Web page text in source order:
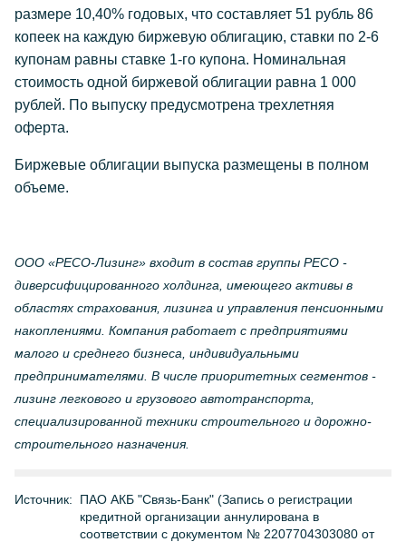
размере 10,40% годовых, что составляет 51 рубль 86
копеек на каждую биржевую облигацию, ставки по 2-6
купонам равны ставке 1-го купона. Номинальная
стоимость одной биржевой облигации равна 1 000
рублей. По выпуску предусмотрена трехлетняя
оферта.
Биржевые облигации выпуска размещены в полном
объеме.
ООО «РЕСО-Лизинг» входит в состав группы РЕСО -
диверсифицированного холдинга, имеющего активы в
областях страхования, лизинга и управления пенсионными
накоплениями. Компания работает с предприятиями
малого и среднего бизнеса, индивидуальными
предпринимателями. В числе приоритетных сегментов -
лизинг легкового и грузового автотранспорта,
специализированной техники строительного и дорожно-
строительного назначения.
Источник:
ПАО АКБ "Связь-Банк" (Запись о регистрации
кредитной организации аннулирована в
соответствии с документом № 2207704303080 от